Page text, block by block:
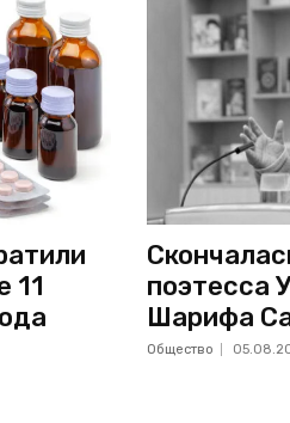
11
поэтесса
Шарифа
Общество